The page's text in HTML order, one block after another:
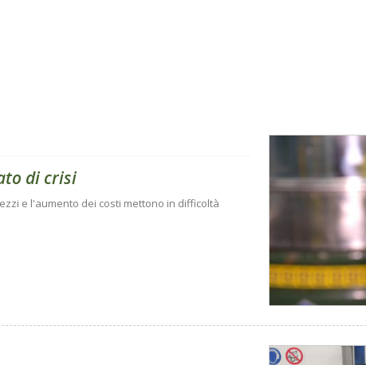
di crisi
e l'aumento dei costi mettono in difficoltà